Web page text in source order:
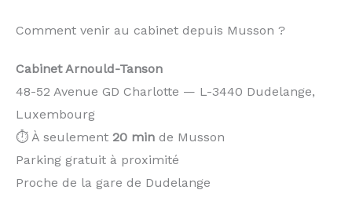
Comment venir au cabinet depuis Musson ?
Cabinet Arnould-Tanson
48-52 Avenue GD Charlotte — L-3440 Dudelange,
Luxembourg
⏱️ À seulement 20 min de Musson
Parking gratuit à proximité
Proche de la gare de Dudelange